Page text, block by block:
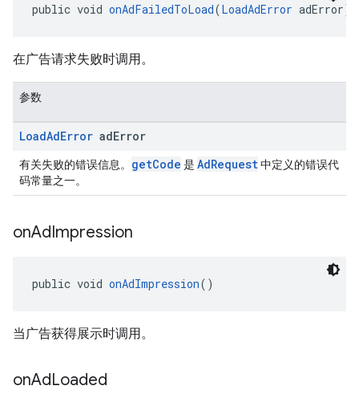
public void onAdFailedToLoad(LoadAdError adError)
在广告请求失败时调用。
参数
LoadAdError adError
有关失败的错误信息。 getCode 是 AdRequest中定义的错误代
码常量之一。
onAdImpression
public void onAdImpression()
当广告获得展示时调用。
onAdLoaded